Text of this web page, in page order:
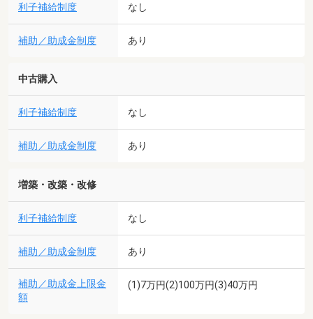
利子補給制度 なし
補助／助成金制度 あり
中古購入
利子補給制度 なし
補助／助成金制度 あり
増築・改築・改修
利子補給制度 なし
補助／助成金制度 あり
補助／助成金上限金
額
(1)7万円(2)100万円(3)40万円